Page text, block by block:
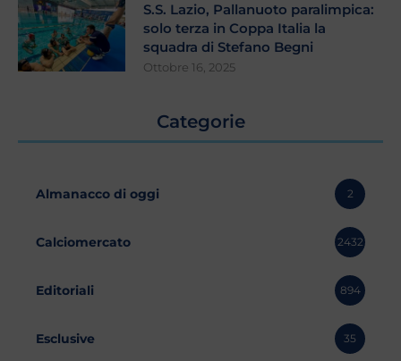
S.S. Lazio, Pallanuoto paralimpica:
solo terza in Coppa Italia la
squadra di Stefano Begni
Ottobre 16, 2025
Categorie
Almanacco di oggi 2
Calciomercato 2432
Editoriali 894
Esclusive 35